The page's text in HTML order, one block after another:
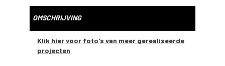
OMSCHRIJVING
Klik hier voor foto's van meer gerealiseerde
projecten